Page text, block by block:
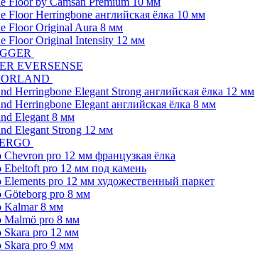
Floor Herringbone английская ёлка 10 мм
Floor Original Aura 8 мм
Floor Original Intensity 12 мм
EVERSENSE
Herringbone Elegant Strong английская ёлка 12 мм
Herringbone Elegant английская ёлка 8 мм
Elegant 8 мм
Elegant Strong 12 мм
Chevron pro 12 мм французкая ёлка
Ebeltoft pro 12 мм под камень
Elements pro 12 мм художественный паркет
Göteborg pro 8 мм
Kalmar 8 мм
Malmö pro 8 мм
Skara pro 12 мм
Skara pro 9 мм